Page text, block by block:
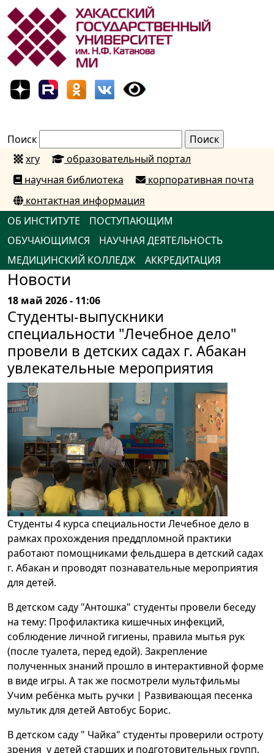
Поиск
хгу
образовательный портал
научная библиотека
корпоративная почта
контактная информация
ОБ ИНСТИТУТЕ
ПОСТУПАЮЩИМ
ОБУЧАЮЩИМСЯ
НАУЧНАЯ ДЕЯТЕЛЬНОСТЬ
МЕДИЦИНСКИЙ КОЛЛЕДЖ
АККРЕДИТАЦИЯ
Новости
18 май 2026 - 11:06
Студенты-выпускники
специальности "Лечебное дело"
провели в детских садах г. Абакан
увлекательные мероприятия
Студенты 4 курса специальности Лечебное дело в
рамках прохождения преддпломной практики
работают помощниками фельдшера в детский садах
г. Абакан и проводят познавательные мероприятия
для детей.
В детском саду "Антошка" студенты провели беседу
на тему: Профилактика кишечных инфекций,
соблюдение личной гигиены, правила мытья рук
(после туалета, перед едой). Закрепление
полученных знаний прошло в интерактивной форме
в виде игры. А так же посмотрели мультфильмы
Учим ребёнка мыть ручки | Развивающая песенка
мультик для детей Автобус Борис.
В детском саду " Чайка" студенты проверили остроту
зрения у детей старших и подготовительных групп,